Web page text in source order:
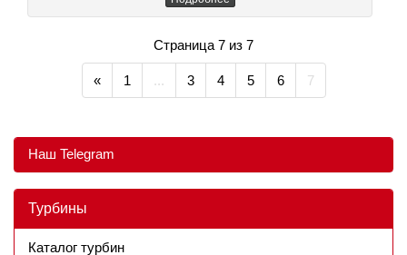
Страница 7 из 7
« 1 ... 3 4 5 6 7
Наш Telegram
Турбины
Каталог турбин